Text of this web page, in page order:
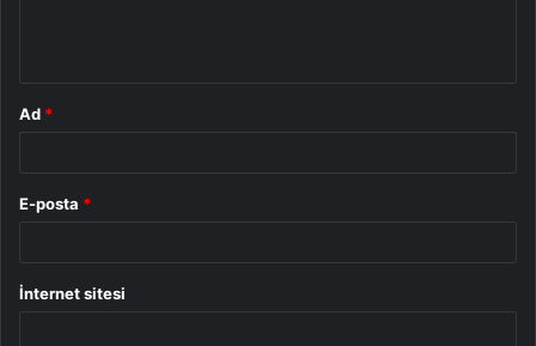
Ad *
E-posta *
İnternet sitesi